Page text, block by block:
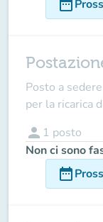
date_range
Posto a
per la ricarica
person 1 posto
Non ci sono
date_range